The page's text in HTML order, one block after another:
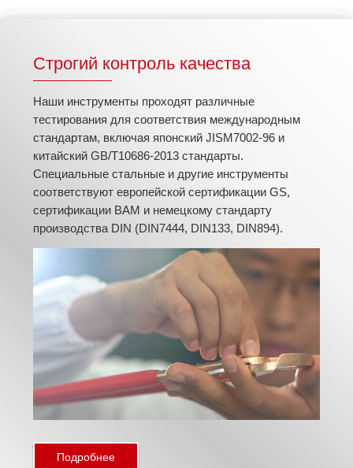
Строгий контроль качества
Наши инструменты проходят различные
тестирования для соответствия международным
стандартам, включая японский JISM7002-96 и
китайский GB/T10686-2013 стандарты.
Специальные стальные и другие инструменты
соответствуют европейской сертификации GS,
сертификации BAM и немецкому стандарту
производства DIN (DIN7444, DIN133, DIN894).
Подробнее